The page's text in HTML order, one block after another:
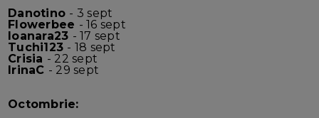
Danotino - 3 sept
Flowerbee - 16 sept
Ioanara23 - 17 sept
Tuchi123 - 18 sept
Crisia - 22 sept
IrinaC - 29 sept
Octombrie: